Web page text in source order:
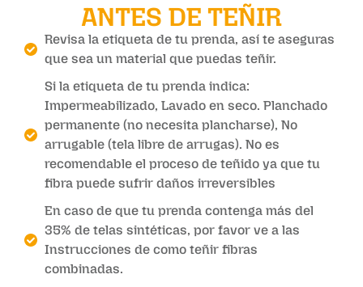
ANTES DE TEÑIR
Revisa la etiqueta de tu prenda, así te aseguras
que sea un material que puedas teñir.
Si la etiqueta de tu prenda indica:
Impermeabilizado, Lavado en seco. Planchado
permanente (no necesita plancharse), No
arrugable (tela libre de arrugas). No es
recomendable el proceso de teñido ya que tu
fibra puede sufrir daños irreversibles
En caso de que tu prenda contenga más del
35% de telas sintéticas, por favor ve a las
Instrucciones de como teñir fibras
combinadas.